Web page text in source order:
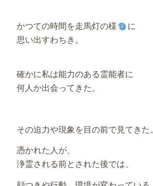
かつての時間を走馬灯の様
に
思い出すわちき。
確かに私は能力のある霊能者に
何人か出会ってきた。
その迫力や現象を目の前で見てきた。
憑かれた人が、
浄霊される前とされた後では、